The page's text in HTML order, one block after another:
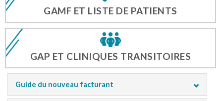
GAMF ET LISTE DE PATIENTS
GAP ET CLINIQUES TRANSITOIRES
Guide du nouveau facturant